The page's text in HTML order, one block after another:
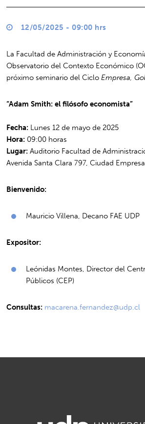
12/05/2025 - 09:00 hrs
La Facultad de Administración y
Observatorio del Contexto Económico
próximo seminario del Ciclo Empresa,
“Adam Smith: el filósofo economista”
Fecha: Lunes 12 de mayo de 2025
Hora: 09:00 horas
Lugar: Auditorio Facultad de
Avenida Santa Clara 797, Ciudad
Bienvenido:
Mauricio Villena, Decano FAE UDP
Expositor:
Leónidas Montes, Director del
Públicos (CEP)
Consultas: macarena.fernandez@udp.cl